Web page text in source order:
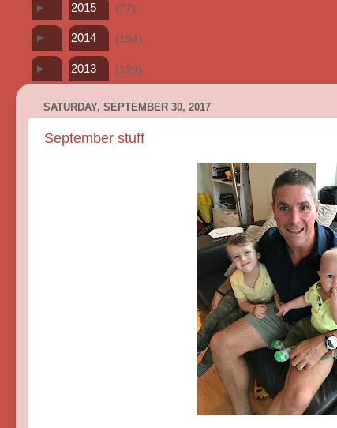
► 2015 (77)
► 2014 (194)
► 2013 (120)
SATURDAY, SEPTEMBER 30, 2017
September stuff